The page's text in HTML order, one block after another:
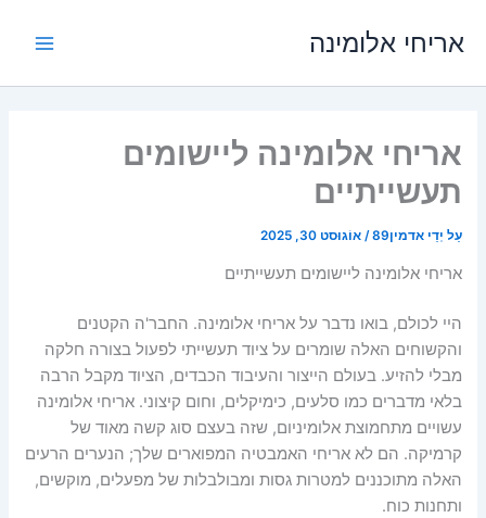
לתוכןאריחי אלומינה
אריחי אלומינה ליישומים
תעשייתיים
עַל יְדֵיאדמין89 /אוֹגוּסט 30, 2025
אריחי אלומינה ליישומים תעשייתיים
היי לכולם, בואו נדבר על אריחי אלומינה. החבר'ה הקטנים
והקשוחים האלה שומרים על ציוד תעשייתי לפעול בצורה חלקה
מבלי להזיע. בעולם הייצור והעיבוד הכבדים, הציוד מקבל הרבה
בלאי מדברים כמו סלעים, כימיקלים, וחום קיצוני. אריחי אלומינה
עשויים מתחמוצת אלומיניום, שזה בעצם סוג קשה מאוד של
קרמיקה. הם לא אריחי האמבטיה המפוארים שלך; הנערים הרעים
האלה מתוכננים למטרות גסות ומבולבלות של מפעלים, מוקשים,
ותחנות כוח.